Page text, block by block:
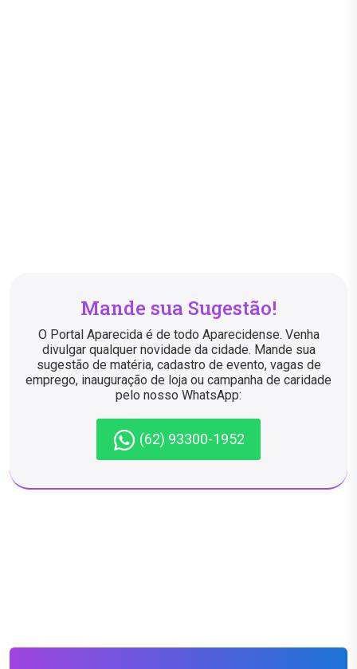
Mande sua Sugestão!
O Portal Aparecida é de todo Aparecidense. Venha
divulgar qualquer novidade da cidade. Mande sua
sugestão de matéria, cadastro de evento, vagas de
emprego, inauguração de loja ou campanha de caridade
pelo nosso WhatsApp:
(62) 93300-1952